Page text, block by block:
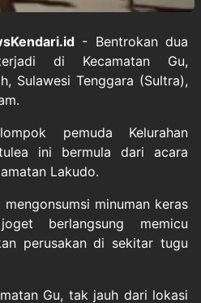
- Bentrokan dua
di Kecamatan Gu,
Sulawesi Tenggara (Sultra),
pemuda Kelurahan
ini bermula dari acara
Lakudo.
minuman keras
berlangsung memicu
perusakan di sekitar tugu
Gu, tak jauh dari lokasi